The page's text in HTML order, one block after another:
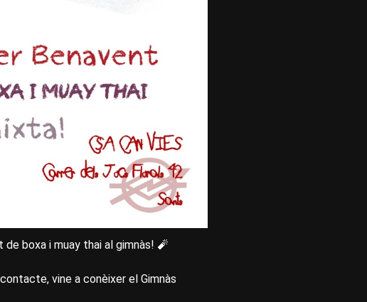
boxa i muay thai al gimnàs! 🧨
vine a conèixer el Gimnàs